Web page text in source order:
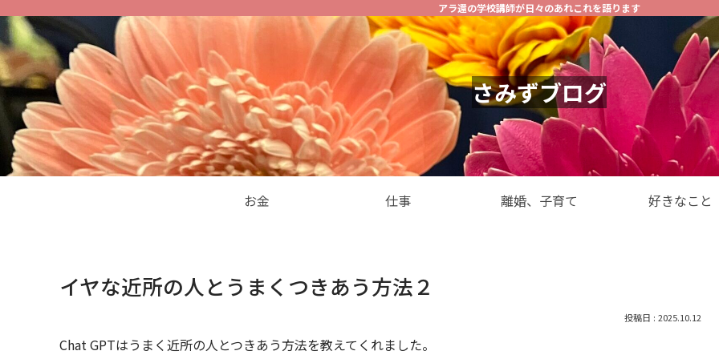
アラ還の学校講師が日々のあれこれを語ります
さみずブログ
お金 仕事 離婚、子育て 好きなこと
イヤな近所の人とうまくつきあう方法２
2025.10.12
Chat GPTはうまく近所の人とつきあう方法を教えてくれました。